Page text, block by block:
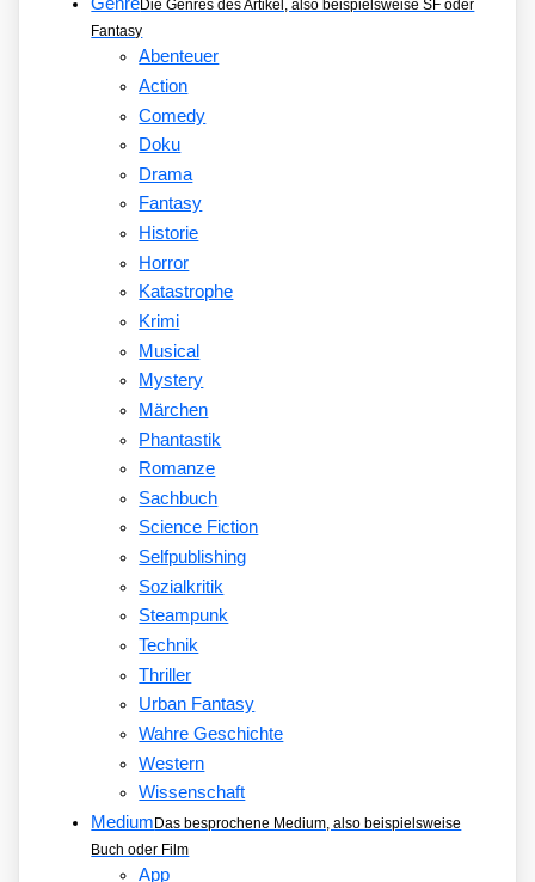
GenreDie Genres des Artikel, also beispielsweise SF oder
Fantasy
Abenteuer
Action
Comedy
Doku
Drama
Fantasy
Historie
Horror
Katastrophe
Krimi
Musical
Mystery
Märchen
Phantastik
Romanze
Sachbuch
Science Fiction
Selfpublishing
Sozialkritik
Steampunk
Technik
Thriller
Urban Fantasy
Wahre Geschichte
Western
Wissenschaft
MediumDas besprochene Medium, also beispielsweise
Buch oder Film
App